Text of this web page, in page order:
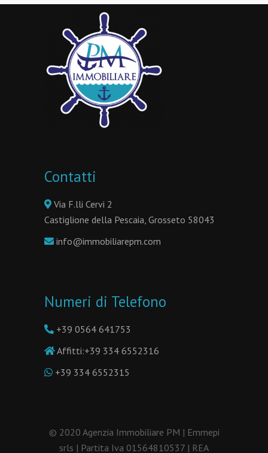
Contatti
Via F.lli Cervi 2
Castiglione della Pescaia, Grosseto 58043
info@immobiliarepm.com
Numeri di Telefono
+39 0564 641753
Affitti:+39 334 6552316
+39 334 6552315
© 2020 Agenzia Immobiliare PM | Emmepi
srls | Partita Iva 01564810537 | REA